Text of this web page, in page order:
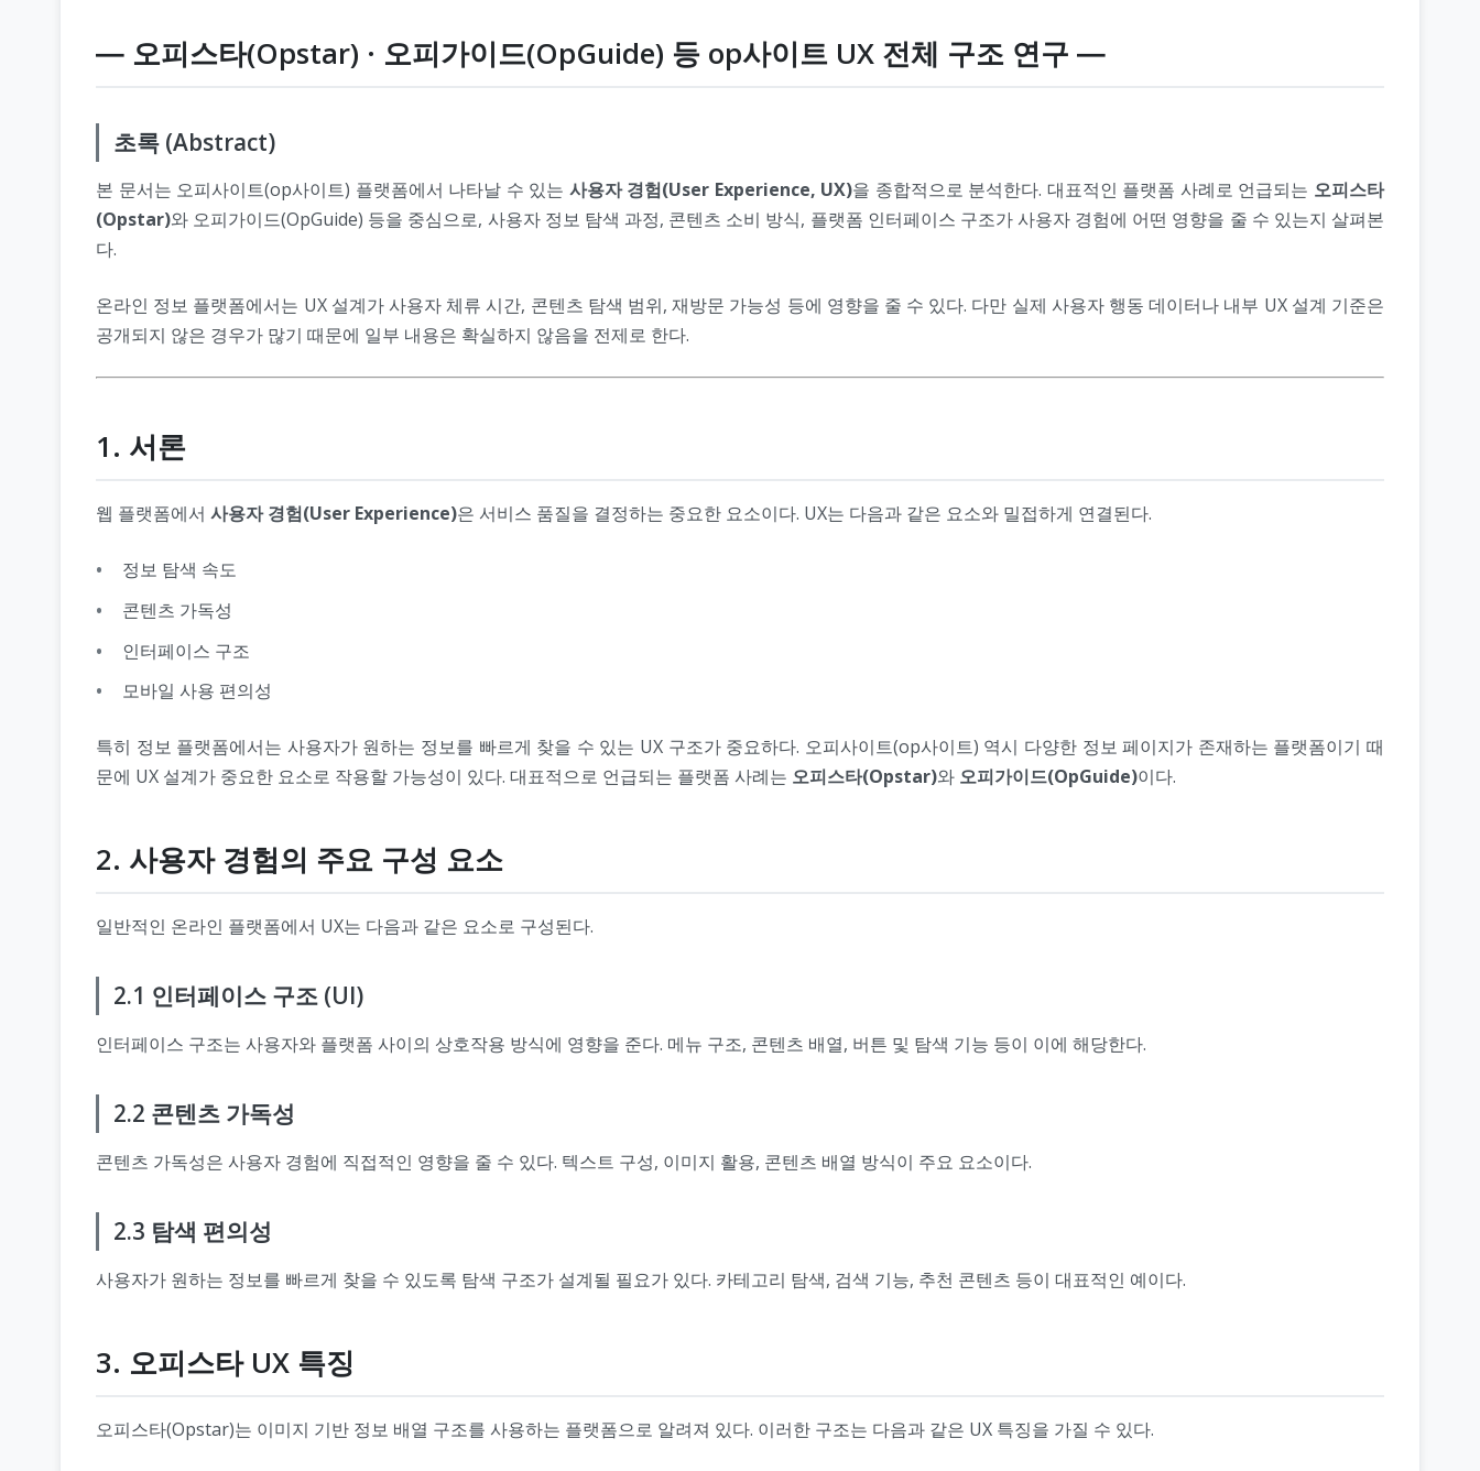
― 오피스타(Opstar) · 오피가이드(OpGuide) 등 op사이트 UX 전체 구조 연구 ―
초록 (Abstract)
본 문서는 오피사이트(op사이트) 플랫폼에서 나타날 수 있는 사용자 경험(User Experience, UX)을 종합적으로 분석한다. 대표적인 플랫폼 사례로 언급되는 오피스타
(Opstar)와 오피가이드(OpGuide) 등을 중심으로, 사용자 정보 탐색 과정, 콘텐츠 소비 방식, 플랫폼 인터페이스 구조가 사용자 경험에 어떤 영향을 줄 수 있는지 살펴본
다.
온라인 정보 플랫폼에서는 UX 설계가 사용자 체류 시간, 콘텐츠 탐색 범위, 재방문 가능성 등에 영향을 줄 수 있다. 다만 실제 사용자 행동 데이터나 내부 UX 설계 기준은
공개되지 않은 경우가 많기 때문에 일부 내용은 확실하지 않음을 전제로 한다.
1. 서론
웹 플랫폼에서 사용자 경험(User Experience)은 서비스 품질을 결정하는 중요한 요소이다. UX는 다음과 같은 요소와 밀접하게 연결된다.
정보 탐색 속도
콘텐츠 가독성
인터페이스 구조
모바일 사용 편의성
특히 정보 플랫폼에서는 사용자가 원하는 정보를 빠르게 찾을 수 있는 UX 구조가 중요하다. 오피사이트(op사이트) 역시 다양한 정보 페이지가 존재하는 플랫폼이기 때
문에 UX 설계가 중요한 요소로 작용할 가능성이 있다. 대표적으로 언급되는 플랫폼 사례는 오피스타(Opstar)와 오피가이드(OpGuide)이다.
2. 사용자 경험의 주요 구성 요소
일반적인 온라인 플랫폼에서 UX는 다음과 같은 요소로 구성된다.
2.1 인터페이스 구조 (UI)
인터페이스 구조는 사용자와 플랫폼 사이의 상호작용 방식에 영향을 준다. 메뉴 구조, 콘텐츠 배열, 버튼 및 탐색 기능 등이 이에 해당한다.
2.2 콘텐츠 가독성
콘텐츠 가독성은 사용자 경험에 직접적인 영향을 줄 수 있다. 텍스트 구성, 이미지 활용, 콘텐츠 배열 방식이 주요 요소이다.
2.3 탐색 편의성
사용자가 원하는 정보를 빠르게 찾을 수 있도록 탐색 구조가 설계될 필요가 있다. 카테고리 탐색, 검색 기능, 추천 콘텐츠 등이 대표적인 예이다.
3. 오피스타 UX 특징
오피스타(Opstar)는 이미지 기반 정보 배열 구조를 사용하는 플랫폼으로 알려져 있다. 이러한 구조는 다음과 같은 UX 특징을 가질 수 있다.